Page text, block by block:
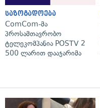
საზოგადოება
ComCom-მა
პროსამთავრობო
ტელეკომპანია POSTV 2
500 ლარით დააჯარიმა